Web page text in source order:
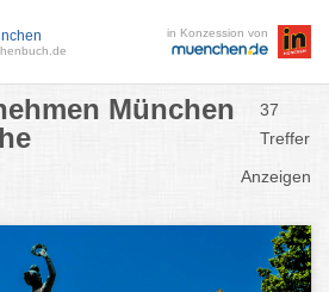
in Konzession von
München
37
Treffer
Anzeigen